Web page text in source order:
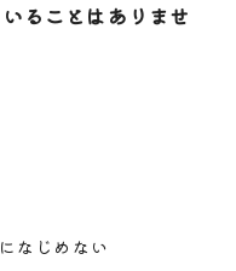
ることはありませ
なじめない